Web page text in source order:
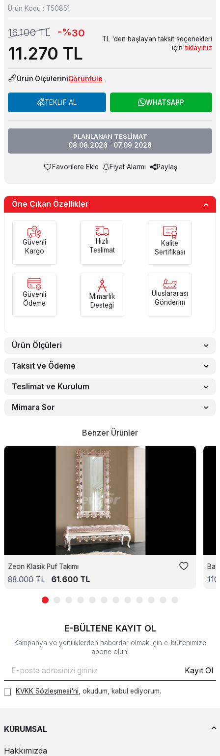
Ürün Kodu : T50851
16.100TL -%30
11.270 TL
TL 'den başlayan taksit seçenekleri
için tıklayınız
Ürün ÖlçüleriniGörüntüle
TEKLİF AL WHATSAPP
PLANLANAN TESLİMAT
08.08.2026 - 07.09.2026
Favorilere Ekle Fiyat Alarmı Paylaş
Öne Çıkan Özellikler
Güvenli
Kargo
Hızlı
Teslimat
Kalite
Sertifikası
Güvenli
Ödeme
Mimarlık
Desteği
Uluslararası
Gönderim
Ürün Ölçüleri
Taksit ve Ödeme
Teslimat ve Kurulum
Mimara Sor
Benzer Ürünler
Zeon Klasik Puf Takımı
88.000TL 61.600TL
E-BÜLTENE KAYIT OL
Kampanya ve yeniliklerden haberdar olmak için e-bültenimize
abone olun!
Kayıt Ol
KVKK Sözleşmesi'ni, okudum, kabul ediyorum.
KURUMSAL
Hakkımızda